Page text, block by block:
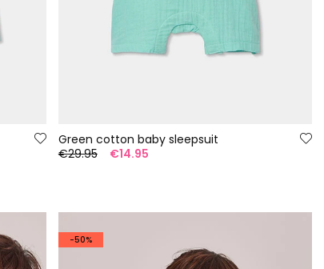
Green cotton baby sleepsuit
€29.95
€14.95
-50%